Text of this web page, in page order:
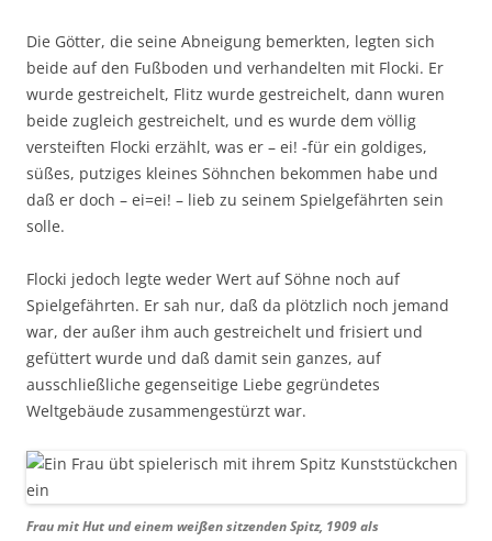
Die Götter, die seine Abneigung bemerkten, legten sich
beide auf den Fußboden und verhandelten mit Flocki. Er
wurde gestreichelt, Flitz wurde gestreichelt, dann wuren
beide zugleich gestreichelt, und es wurde dem völlig
versteiften Flocki erzählt, was er – ei! -für ein goldiges,
süßes, putziges kleines Söhnchen bekommen habe und
daß er doch – ei=ei! – lieb zu seinem Spielgefährten sein
solle.
Flocki jedoch legte weder Wert auf Söhne noch auf
Spielgefährten. Er sah nur, daß da plötzlich noch jemand
war, der außer ihm auch gestreichelt und frisiert und
gefüttert wurde und daß damit sein ganzes, auf
ausschließliche gegenseitige Liebe gegründetes
Weltgebäude zusammengestürzt war.
Frau mit Hut und einem weißen sitzenden Spitz, 1909 als